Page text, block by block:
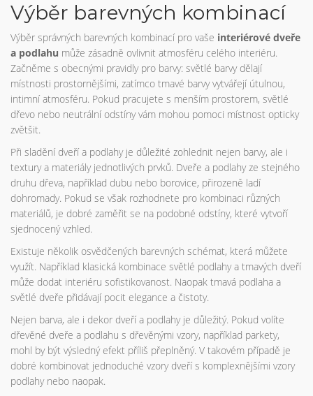
Výběr barevných kombinací
Výběr správných barevných kombinací pro vaše interiérové dveře
a podlahu může zásadně ovlivnit atmosféru celého interiéru.
Začněme s obecnými pravidly pro barvy: světlé barvy dělají
místnosti prostornějšími, zatímco tmavé barvy vytvářejí útulnou,
intimní atmosféru. Pokud pracujete s menším prostorem, světlé
dřevo nebo neutrální odstíny vám mohou pomoci místnost opticky
zvětšit.
Při sladění dveří a podlahy je důležité zohlednit nejen barvy, ale i
textury a materiály jednotlivých prvků. Dveře a podlahy ze stejného
druhu dřeva, například dubu nebo borovice, přirozeně ladí
dohromady. Pokud se však rozhodnete pro kombinaci různých
materiálů, je dobré zaměřit se na podobné odstíny, které vytvoří
sjednocený vzhled.
Existuje několik osvědčených barevných schémat, která můžete
využít. Například klasická kombinace světlé podlahy a tmavých dveří
může dodat interiéru sofistikovanost. Naopak tmavá podlaha a
světlé dveře přidávají pocit elegance a čistoty.
Nejen barva, ale i dekor dveří a podlahy je důležitý. Pokud volíte
dřevěné dveře a podlahu s dřevěnými vzory, například parkety,
mohl by být výsledný efekt příliš přeplněný. V takovém případě je
dobré kombinovat jednoduché vzory dveří s komplexnějšími vzory
podlahy nebo naopak.